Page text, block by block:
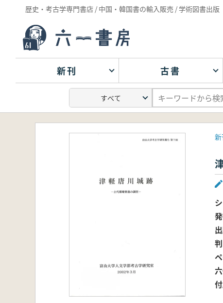
歴史・考古学専門書店 / 中国・韓国書の輸入販売 / 学術図書出版
新刊 古書
新
判